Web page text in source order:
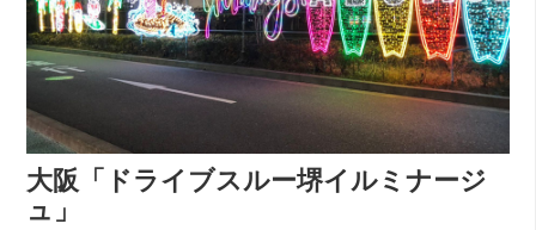
大阪「ドライブスルー堺イルミナージ
ュ」